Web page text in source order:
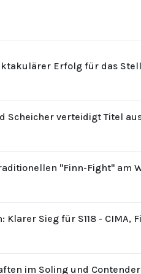
Erfolg für das
Scheicher verteidigt Titel
"Finn-Fight" am
Klarer Sieg für S118 - CIMA,
im Soling und